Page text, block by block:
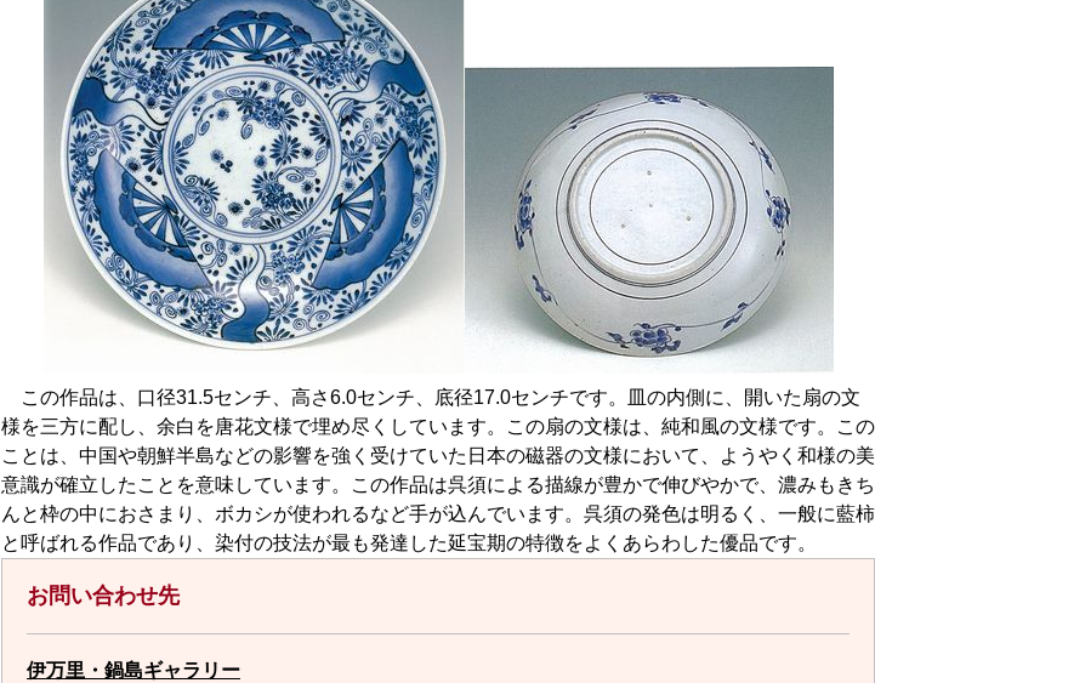
この作品は、口径31.5センチ、高さ6.0センチ、底径17.0センチです。皿の内側に、開いた扇の文
様を三方に配し、余白を唐花文様で埋め尽くしています。この扇の文様は、純和風の文様です。この
ことは、中国や朝鮮半島などの影響を強く受けていた日本の磁器の文様において、ようやく和様の美
意識が確立したことを意味しています。この作品は呉須による描線が豊かで伸びやかで、濃みもきち
んと枠の中におさまり、ボカシが使われるなど手が込んでいます。呉須の発色は明るく、一般に藍柿
と呼ばれる作品であり、染付の技法が最も発達した延宝期の特徴をよくあらわした優品です。
お問い合わせ先
伊万里・鍋島ギャラリー